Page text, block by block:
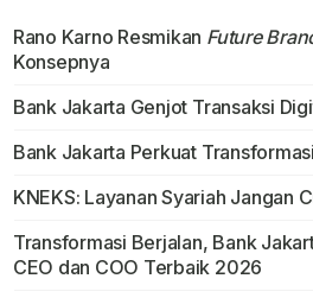
Rano Karno Resmikan Future
Konsepnya
Bank Jakarta Genjot Transaksi
Bank Jakarta Perkuat
KNEKS: Layanan Syariah Jangan
Transformasi Berjalan, Bank
CEO dan COO Terbaik 2026